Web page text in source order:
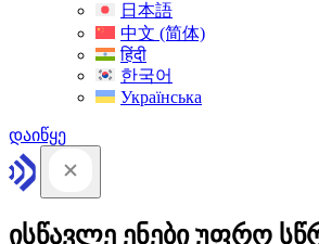
日本語
中文 (简体)
हिंदी
한국어
Українська
დაიწყე
ისწავლე ენები უფრო